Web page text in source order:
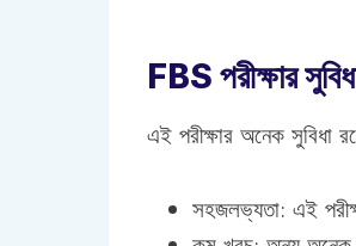
FBS পরীক্ষার
এই পরীক্ষার অনেক সুবিধা
সহজলভ্যতা: এই